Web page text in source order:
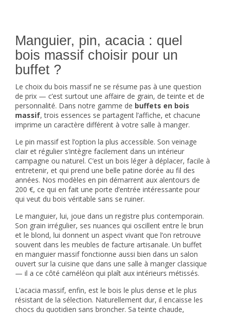
Manguier, pin, acacia : quel
bois massif choisir pour un
buffet ?
Le choix du bois massif ne se résume pas à une question
de prix — c’est surtout une affaire de grain, de teinte et de
personnalité. Dans notre gamme de buffets en bois
massif, trois essences se partagent l’affiche, et chacune
imprime un caractère différent à votre salle à manger.
Le pin massif est l’option la plus accessible. Son veinage
clair et régulier s’intègre facilement dans un intérieur
campagne ou naturel. C’est un bois léger à déplacer, facile à
entretenir, et qui prend une belle patine dorée au fil des
années. Nos modèles en pin démarrent aux alentours de
200 €, ce qui en fait une porte d’entrée intéressante pour
qui veut du bois véritable sans se ruiner.
Le manguier, lui, joue dans un registre plus contemporain.
Son grain irrégulier, ses nuances qui oscillent entre le brun
et le blond, lui donnent un aspect vivant que l’on retrouve
souvent dans les meubles de facture artisanale. Un buffet
en manguier massif fonctionne aussi bien dans un salon
ouvert sur la cuisine que dans une salle à manger classique
— il a ce côté caméléon qui plaît aux intérieurs métissés.
L’acacia massif, enfin, est le bois le plus dense et le plus
résistant de la sélection. Naturellement dur, il encaisse les
chocs du quotidien sans broncher. Sa teinte chaude,